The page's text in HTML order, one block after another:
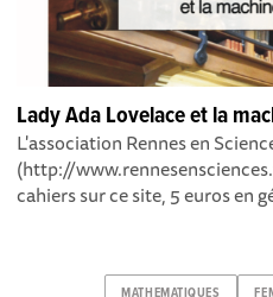
Lady Ada Lovelace et la
L'association Rennes en
(http://
cahiers sur ce site, 5 euros en